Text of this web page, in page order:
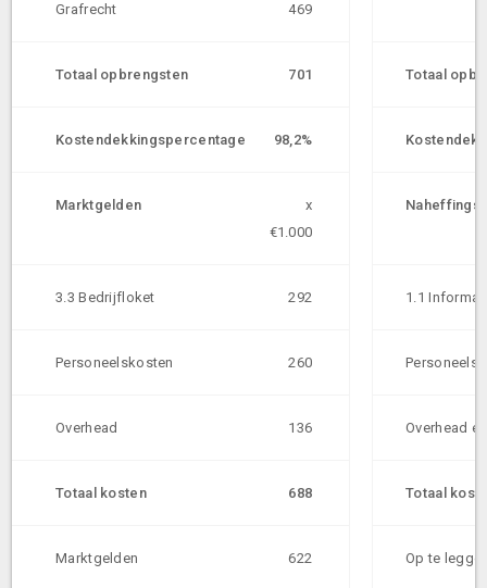
Grafrecht 469
Totaal opbrengsten 701 Totaal
Kostendekkingspercentage 98,2%
Marktgelden
x
€1.000
3.3 Bedrijfloket 292 1.1
Personeelskosten 260
Overhead 136 Overhead
Totaal kosten 688 Totaal
Marktgelden 622 Op te